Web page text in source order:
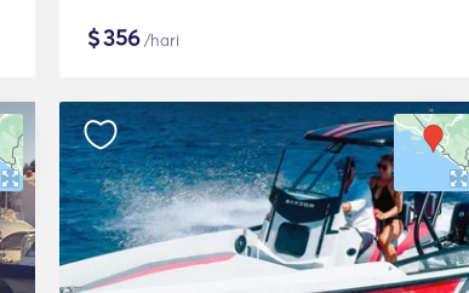
$356/hari